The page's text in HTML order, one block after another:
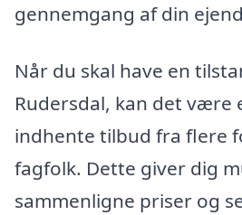
gennemgang af din
Når du skal have en
Rudersdal, kan det være
indhente tilbud fra flere
fagfolk. Dette giver dig
sammenligne priser og